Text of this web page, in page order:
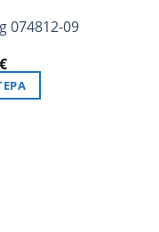
074812-09
€.
€Η
τρέχουσα
τιμή
είναι: